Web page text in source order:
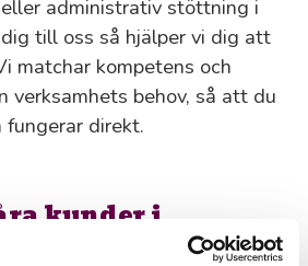
administrativ stöttning i
till oss så hjälper vi dig att
matchar kompetens och
verksamhets behov, så att du
fungerar direkt.
kunder i